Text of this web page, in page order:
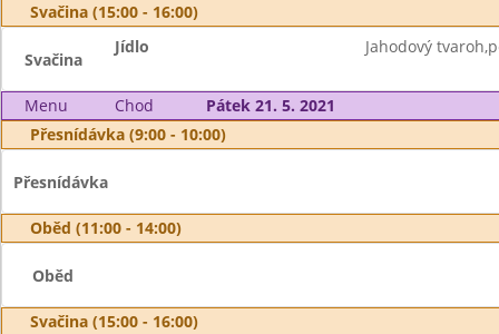
Svačina (15:00 - 16:00)
Svačina
Jídlo Jahodový
Menu Chod
Pátek 21. 5. 2021
Přesnídávka (9:00 - 10:00)
Přesnídávka
Oběd (11:00 - 14:00)
Oběd
Svačina (15:00 - 16:00)